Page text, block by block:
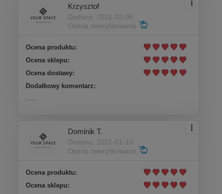
Krzysztof
Dodano: 2021-02-06
Opinia zweryfikowana
Ocena produktu:
Ocena sklepu:
Ocena dostawy:
Dodatkowy komentarz:
.....
Dominik T.
Dodano: 2021-01-10
Opinia zweryfikowana
Ocena produktu:
Ocena sklepu: